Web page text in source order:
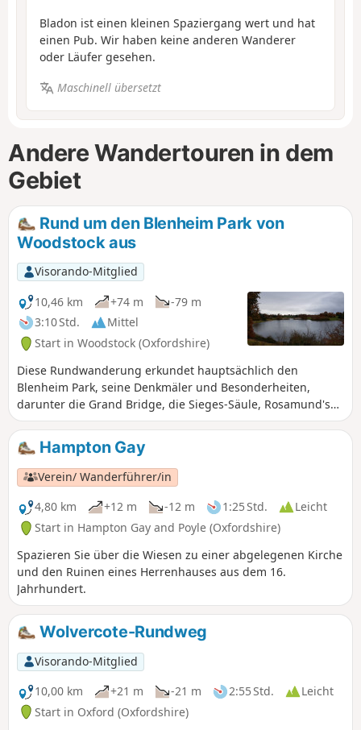
Bladon ist einen kleinen Spaziergang wert und hat
einen Pub. Wir haben keine anderen Wanderer
oder Läufer gesehen.
Maschinell übersetzt
Andere Wandertouren in dem
Gebiet
Rund um den Blenheim Park von
Woodstock aus
Visorando-Mitglied
10,46 km
+74 m
-79 m
3:10 Std.
Mittel
Start in Woodstock (Oxfordshire)
Diese Rundwanderung erkundet hauptsächlich den
Blenheim Park, seine Denkmäler und Besonderheiten,
darunter die Grand Bridge, die Sieges-Säule, Rosamund's
Well und einen beeindruckenden Libanon-Zedernbaum!
Hampton Gay
Verein/ Wanderführer/in
4,80 km
+12 m -12 m 1:25 Std.
Leicht
Start in Hampton Gay and Poyle (Oxfordshire)
Spazieren Sie über die Wiesen zu einer abgelegenen Kirche
und den Ruinen eines Herrenhauses aus dem 16.
Jahrhundert.
Wolvercote-Rundweg
Visorando-Mitglied
10,00 km
+21 m -21 m 2:55 Std.
Leicht
Start in Oxford (Oxfordshire)